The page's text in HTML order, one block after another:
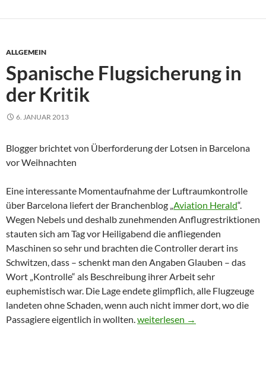
ALLGEMEIN
Spanische Flugsicherung in
der Kritik
6. JANUAR 2013
Blogger brichtet von Überforderung der Lotsen in Barcelona
vor Weihnachten
Eine interessante Momentaufnahme der Luftraumkontrolle
über Barcelona liefert der Branchenblog „Aviation Herald“.
Wegen Nebels und deshalb zunehmenden Anflugrestriktionen
stauten sich am Tag vor Heiligabend die anfliegenden
Maschinen so sehr und brachten die Controller derart ins
Schwitzen, dass – schenkt man den Angaben Glauben – das
Wort „Kontrolle“ als Beschreibung ihrer Arbeit sehr
euphemistisch war. Die Lage endete glimpflich, alle Flugzeuge
landeten ohne Schaden, wenn auch nicht immer dort, wo die
Passagiere eigentlich in wollten.Spanische Flugsicherung in
weiterlesen →